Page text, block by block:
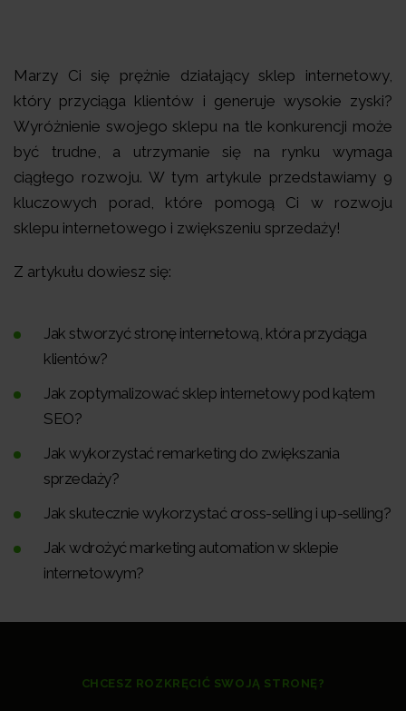
Marzy Ci się prężnie działający sklep internetowy,
który przyciąga klientów i generuje wysokie zyski?
Wyróżnienie swojego sklepu na tle konkurencji może
być trudne, a utrzymanie się na rynku wymaga
ciągłego rozwoju. W tym artykule przedstawiamy 9
kluczowych porad, które pomogą Ci w rozwoju
sklepu internetowego i zwiększeniu sprzedaży!
Z artykułu dowiesz się:
Jak stworzyć stronę internetową, która przyciąga
klientów?
Jak zoptymalizować sklep internetowy pod kątem
SEO?
Jak wykorzystać remarketing do zwiększania
sprzedaży?
Jak skutecznie wykorzystać cross-selling i up-selling?
Jak wdrożyć marketing automation w sklepie
internetowym?
CHCESZ ROZKRĘCIĆ SWOJĄ STRONĘ?